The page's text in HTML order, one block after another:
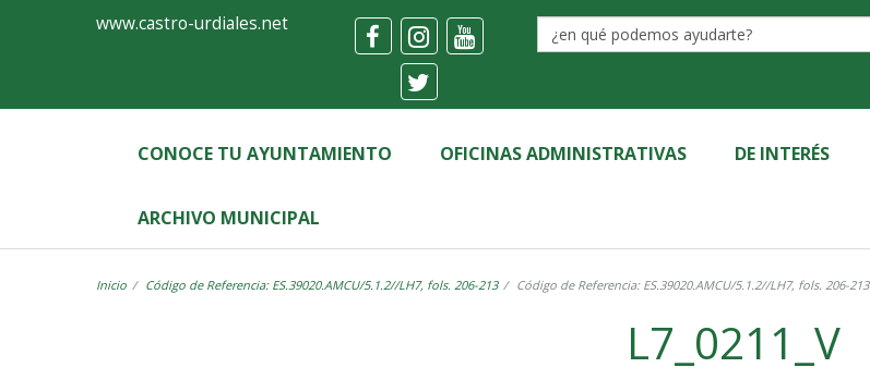
Ayuntamiento
Castro-
Urdiales
www.castro-urdiales.net
CONOCE TU AYUNTAMIENTO OFICINAS ADMINISTRATIVAS DE INTERÉS
ARCHIVO MUNICIPAL
Inicio Código de Referencia: ES.39020.AMCU/5.1.2//LH7, fols. 206-213 Código de Referencia: ES.39020.AMCU/5.1.2//LH7, fols. 206-213
L7_0211_V